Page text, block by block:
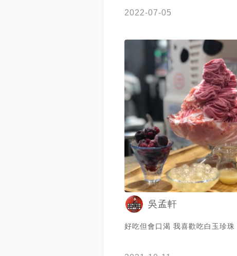
2022-07-05
吳孟軒